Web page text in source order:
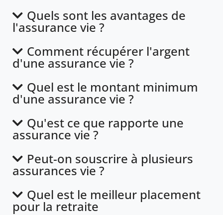
Quels sont les avantages de
l'assurance vie ?
Comment récupérer l'argent
d'une assurance vie ?
Quel est le montant minimum
d'une assurance vie ?
Qu'est ce que rapporte une
assurance vie ?
Peut-on souscrire à plusieurs
assurances vie ?
Quel est le meilleur placement
pour la retraite